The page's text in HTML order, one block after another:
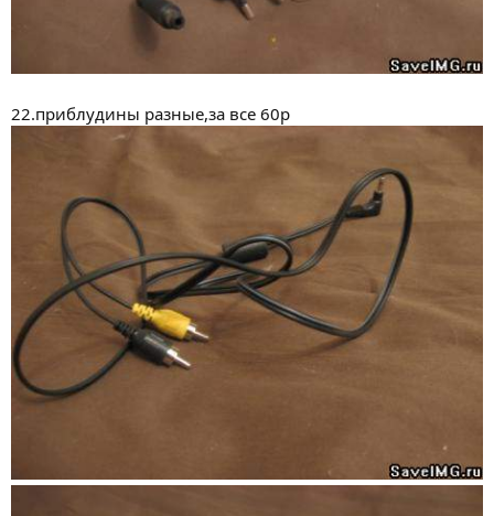
22.приблудины разные,за все 60р